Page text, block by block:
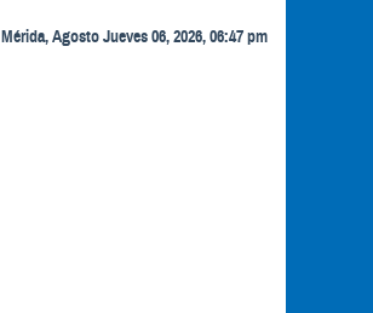
Mérida, Agosto Jueves 06, 2026, 06:47 pm